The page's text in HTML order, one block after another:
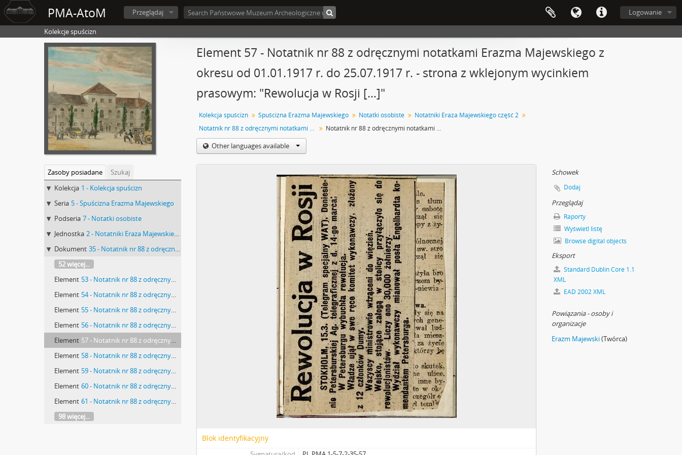
PMA-AtoM Logowanie
Przeglądaj
Kolekcje spuścizn
Zasoby posiadane
Szukaj
Kolekcja 1 - Kolekcja spuścizn
Seria 5 - Spuścizna Erazma Majewskiego
Podseria 7 - Notatki osobiste
Jednostka 2 - Notatniki Eraza Majewskiego część 2
Dokument 35 - Notatnik nr 88 z odręcznymi notatkami Erazma Majewskiego z okresu od 01.01.1917 r. do 25.07.1917 r.
52 więcej...
Element 53 - Notatnik nr 88 z odręcznymi notatkami Erazma Majewskiego z okresu od 01.01.1917 r. do 25.07.1917 r. - strona
Element 54 - Notatnik nr 88 z odręcznymi notatkami Erazma Majewskiego z okresu od 01.01.1917 r. do 25.07.1917 r. - strona
Element 55 - Notatnik nr 88 z odręcznymi notatkami Erazma Majewskiego z okresu od 01.01.1917 r. do 25.07.1917 r. - strona
Element 56 - Notatnik nr 88 z odręcznymi notatkami Erazma Majewskiego z okresu od 01.01.1917 r. do 25.07.1917 r. - strona z wklejonym wycinkiem prasowym: "We środe wieczorem […]"
Element 57 - Notatnik nr 88 z odręcznymi notatkami Erazma Majewskiego z okresu od 01.01.1917 r. do 25.07.1917 r. - strona z wklejonym wycinkiem prasowym: "Rewolucja w Rosji […]"
Element 58 - Notatnik nr 88 z odręcznymi notatkami Erazma Majewskiego z okresu od 01.01.1917 r. do 25.07.1917 r. - strona z wklejonym wycinkiem prasowym: "Rozruchy sobotnie […]"
Element 59 - Notatnik nr 88 z odręcznymi notatkami Erazma Majewskiego z okresu od 01.01.1917 r. do 25.07.1917 r. - strona z wklejonym wycinkiem prasowym: "[…] Kurjer Rodzianki do Mikołaja II [...]"
Element 60 - Notatnik nr 88 z odręcznymi notatkami Erazma Majewskiego z okresu od 01.01.1917 r. do 25.07.1917 r. - strona z wklejonym wycinkiem prasowym: "I rzeczywiście już w sobotę […]"
Element 61 - Notatnik nr 88 z odręcznymi notatkami Erazma Majewskiego z okresu od 01.01.1917 r. do 25.07.1917 r. - strona
98 więcej...
Element 57 - Notatnik nr 88 z odręcznymi notatkami Erazma Majewskiego z
okresu od 01.01.1917 r. do 25.07.1917 r. - strona z wklejonym wycinkiem
prasowym: "Rewolucja w Rosji […]"
Kolekcja spuścizn Spuścizna Erazma Majewskiego Notatki osobiste
Notatniki Eraza Majewskiego część 2
Notatnik nr 88 z odręcznymi notatkami Erazma Majewskiego z okresu od 01.01.1917 r. do 25.07.1917 r.
Notatnik nr 88 z odręcznymi notatkami Erazma Majewskiego z okresu od 01.01.1917 r. do 25.07.1917 r. - strona z wklejonym wycinkiem prasowym: "Rewolucja w Rosji […]"
Other languages available
Blok identyfikacyjny
Schowek
Dodaj
Przeglądaj
Raporty
Wyświetl listę
Browse digital objects
Eksport
Standard Dublin Core 1.1
XML
EAD 2002 XML
Powiązania - osoby i
organizacje
Erazm Majewski(Twórca)